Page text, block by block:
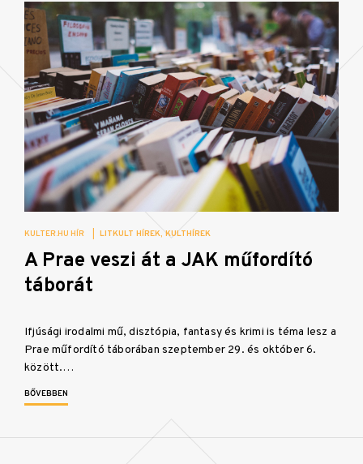
KULTER.HU HÍR LITKULT HÍREK KULTHÍREK
A Prae veszi át a JAK műfordító
táborát
Ifjúsági irodalmi mű, disztópia, fantasy és krimi is téma lesz a
Prae műfordító táborában szeptember 29. és október 6.
között.…
BŐVEBBEN